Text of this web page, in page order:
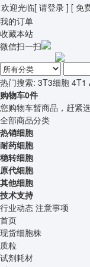
欢迎光临[ 请登录 ] [ 免
我的订单
收藏本站
微信扫一扫
热门搜索: 3T3细胞 4T1
购物车0件
您购物车暂商品，赶紧
全部商品分类
热销细胞
耐药细胞
稳转细胞
原代细胞
其他细胞
技术支持
行业动态 注意事项
首页
现货细胞株
质粒
试剂耗材